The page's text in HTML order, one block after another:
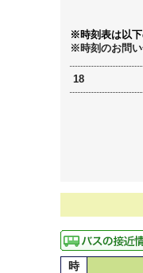
※時刻表は以下
※時刻のお問
18
時